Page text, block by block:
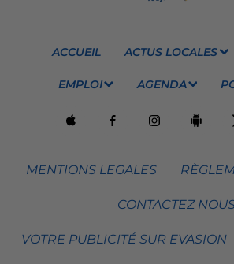
ACCUEIL ACTUS LOCALES
EMPLOI AGENDA
MENTIONS LEGALES
CONTACTEZ
VOTRE PUBLICITÉ SUR EVASION